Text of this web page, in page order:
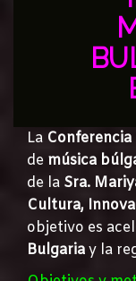
La
de música
de la Sra.
Cultura,
objetivo es
Bulgariay la